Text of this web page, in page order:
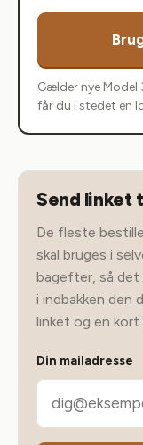
Gælder nye Model
får du i stedet en
Send linket
De fleste
skal bruges i
bagefter, så det
i indbakken den
linket og en
Din mailadresse